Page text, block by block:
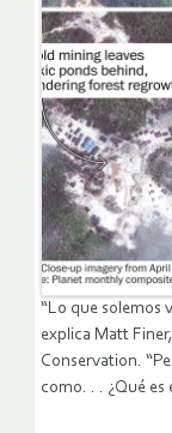
“Lo que solemos
explica Matt
Conservation.
como. . . ¿Qué es